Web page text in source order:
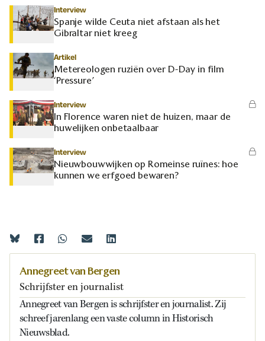
Interview
Spanje wilde Ceuta niet afstaan als het
Gibraltar niet kreeg
Artikel
Metereologen ruziën over D-Day in film
‘Pressure’
Interview
In Florence waren niet de huizen, maar de
huwelijken onbetaalbaar
Interview
Nieuwbouwwijken op Romeinse ruïnes: hoe
kunnen we erfgoed bewaren?
Annegreet van Bergen
Schrijfster en journalist
Annegreet van Bergen is schrijfster en journalist. Zij
schreef jarenlang een vaste column in Historisch
Nieuwsblad.